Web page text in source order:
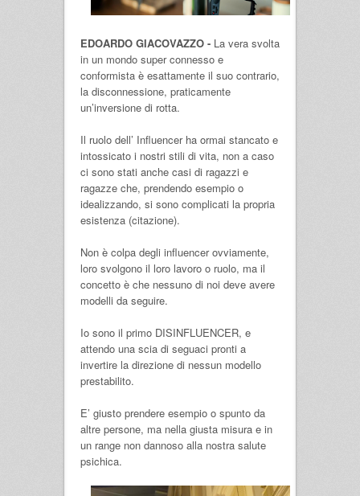
EDOARDO GIACOVAZZO - La vera svolta
in un mondo super connesso e
conformista è esattamente il suo contrario,
la disconnessione, praticamente
un’inversione di rotta.
Il ruolo dell’ Influencer ha ormai stancato e
intossicato i nostri stili di vita, non a caso
ci sono stati anche casi di ragazzi e
ragazze che, prendendo esempio o
idealizzando, si sono complicati la propria
esistenza (citazione).
Non è colpa degli influencer ovviamente,
loro svolgono il loro lavoro o ruolo, ma il
concetto è che nessuno di noi deve avere
modelli da seguire.
Io sono il primo DISINFLUENCER, e
attendo una scia di seguaci pronti a
invertire la direzione di nessun modello
prestabilito.
E’ giusto prendere esempio o spunto da
altre persone, ma nella giusta misura e in
un range non dannoso alla nostra salute
psichica.